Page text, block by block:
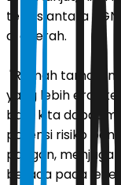
teknis antara
di daerah.
"Ramah tamah
yang lebih erat ke
baik, kita dapat
potensi risiko
pangan, menjaga
berada pada